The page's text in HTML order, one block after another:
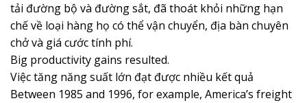
tải đường bộ và đường sắt, đã thoát khỏi những hạn
chế về loại hàng họ có thể vận chuyển, địa bàn chuyên
chở và giá cước tính phí.
Big productivity gains resulted.
Việc tăng năng suất lớn đạt được nhiều kết quả
Between 1985 and 1996, for example, America’s freight